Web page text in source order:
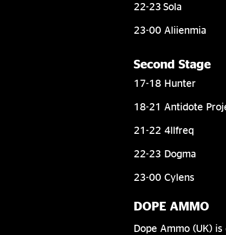
22-23 Sola
23-00 Aliienmia
Second Stage
17-18 Hunter
18-21 Antidote
21-22 4llfreq
22-23 Dogma
23-00 Cylens
DOPE AMMO
Dope Ammo (UK)